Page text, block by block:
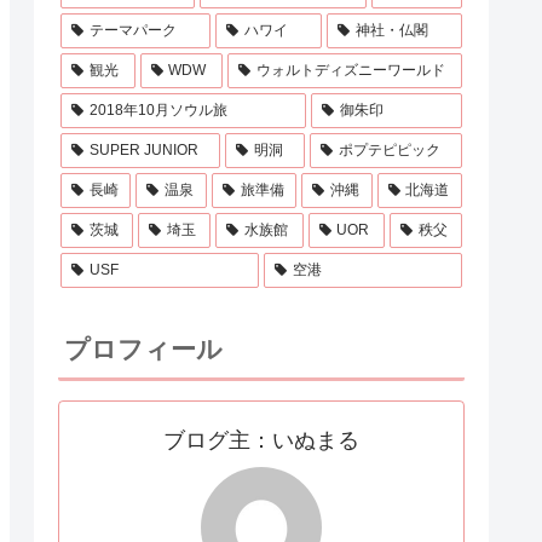
テーマパーク ハワイ 神社・仏閣
観光 WDW ウォルトディズニーワールド
2018年10月ソウル旅 御朱印
SUPER JUNIOR 明洞 ポプテピピック
長崎 温泉 旅準備 沖縄 北海道
茨城 埼玉 水族館 UOR 秩父
USF 空港
プロフィール
ブログ主：いぬまる